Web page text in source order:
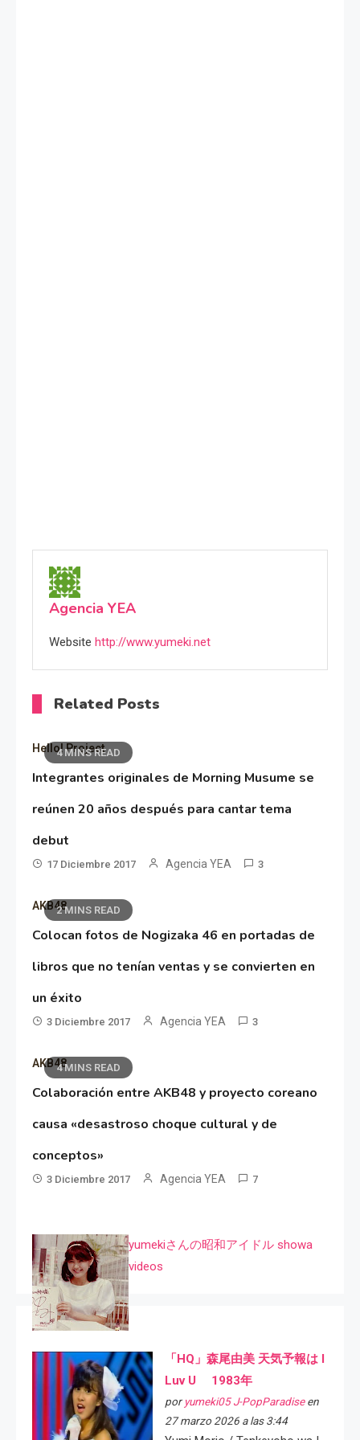
Agencia YEA
Website http://www.yumeki.net
Related Posts
4 MINS READ
Hello! Project
Integrantes originales de Morning Musume se
reúnen 20 años después para cantar tema
debut
17 Diciembre 2017 Agencia YEA 3
2 MINS READ
AKB48
Colocan fotos de Nogizaka 46 en portadas de
libros que no tenían ventas y se convierten en
un éxito
3 Diciembre 2017 Agencia YEA 3
4 MINS READ
AKB48
Colaboración entre AKB48 y proyecto coreano
causa «desastroso choque cultural y de
conceptos»
3 Diciembre 2017 Agencia YEA 7
yumekiさんの昭和アイドル showa
videos
「HQ」森尾由美 天気予報は I
Luv U 1983年
por yumeki05 J-PopParadiseen
27 marzo 2026 a las 3:44